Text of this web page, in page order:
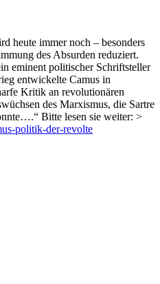
heute immer noch – besonders
des Absurden reduziert.
eminent politischer Schriftsteller
entwickelte Camus in
Kritik an revolutionären
des Marxismus, die Sartre
Bitte lesen sie weiter: >
politik-der-revolte